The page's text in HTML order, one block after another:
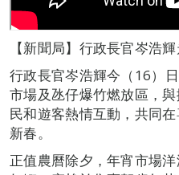
【新聞局】行政長官岑浩
行政長官岑浩輝今（16）
市場及氹仔爆竹燃放區，
民和遊客熱情互動，共同
新春。
正值農曆除夕，年宵市場